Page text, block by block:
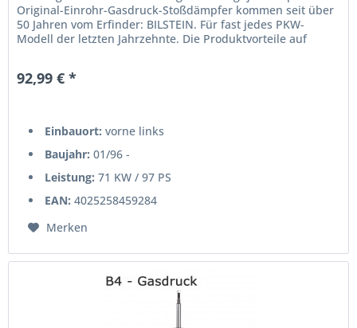
Original-Einrohr-Gasdruck-Stoßdämpfer kommen seit über
50 Jahren vom Erfinder: BILSTEIN. Für fast jedes PKW-
Modell der letzten Jahrzehnte. Die Produktvorteile auf
92,99 € *
Einbauort: vorne links
Baujahr: 01/96 -
Leistung: 71 KW / 97 PS
EAN: 4025258459284
Merken